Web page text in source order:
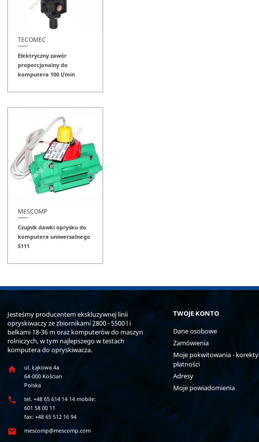
TECOMEC
Elektryczny zawór
proporcjonalny do
komputera 100 l/min
MESCOMP
Czujnik dawki oprysku do
komputera uniwersalnego
S111
Jesteśmy producentem ekskluzywnej linii
opryskiwaczy ze zbiornikami 2800 - 5500 l i
belkami 18-36 m oraz komputerów do maszyn
rolniczych, w tym najlepszego w testach
komputera do opryskiwacza.

ul. Łąkowa 4a
64-000 Kościan
Polska

tel. +48 65 614 14 14 mobile:
601 58 00 11
fax: +48 65 512 16 94
 mescomp@mescomp.com
TWOJE KONTO
Dane osobowe
Zamówienia
Moje pokwitowania - korekty
płatności
Adresy
Moje powiadomienia